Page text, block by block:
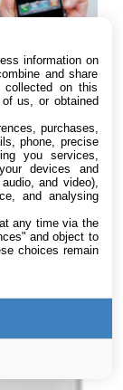
réseau
2G
se
éteint
les…
information on
and share
collected on this
us, or obtained
purchases,
phone, precise
you services,
devices and
and video),
and analysing
any time via the
and object to
choices remain